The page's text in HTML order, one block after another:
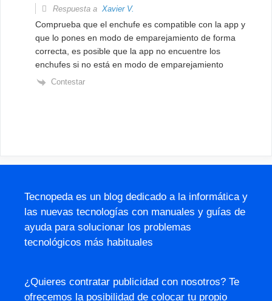
Respuesta aXavier V.
Comprueba que el enchufe es compatible con la app y
que lo pones en modo de emparejamiento de forma
correcta, es posible que la app no encuentre los
enchufes si no está en modo de emparejamiento
Contestar
Tecnopeda es un blog dedicado a la informática y
las nuevas tecnologías con manuales y guías de
ayuda para solucionar los problemas
tecnológicos más habituales
¿Quieres contratar publicidad con nosotros? Te
ofrecemos la posibilidad de colocar tu propio